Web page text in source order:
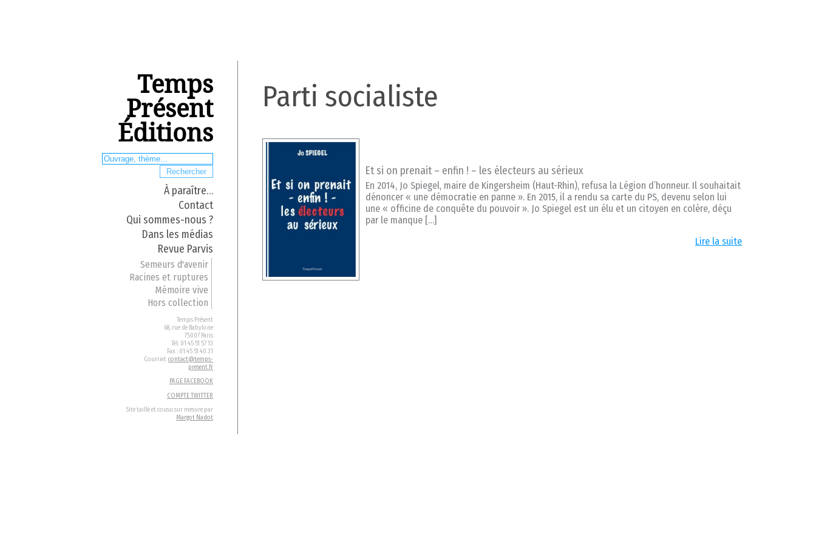
Temps
Présent
Éditions
À paraître…
Contact
Qui sommes-nous ?
Dans les médias
Revue Parvis
Semeurs d'avenir
Racines et ruptures
Mémoire vive
Hors collection
Temps Présent
68, rue de Babylone
75007 Paris
Tél: 01 45 51 57 13
Fax : 01 45 51 40 31
Courriel:contact@temps-
present.fr
PAGE FACEBOOK
COMPTE TWITTER
Site taillé et cousu sur mesure par
Margot Nadot
Parti socialiste
Et si on prenait – enfin ! – les électeurs au sérieux
En 2014, Jo Spiegel, maire de Kingersheim (Haut-Rhin), refusa la Légion d’honneur. Il souhaitait
dénoncer « une démocratie en panne ». En 2015, il a rendu sa carte du PS, devenu selon lui
une « officine de conquête du pouvoir ». Jo Spiegel est un élu et un citoyen en colère, déçu
par le manque […]
Lire la suite